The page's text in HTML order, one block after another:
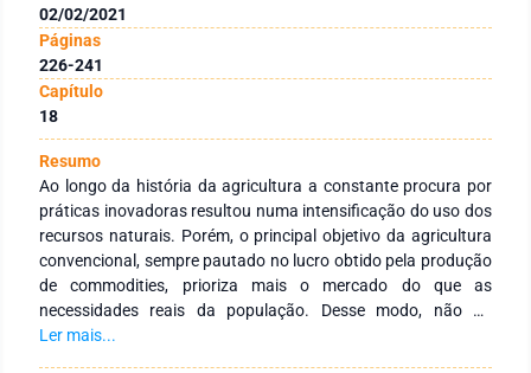
02/02/2021
Páginas
226-241
Capítulo
18
Resumo
Ao longo da história da agricultura a constante procura por
práticas inovadoras resultou numa intensificação do uso dos
recursos naturais. Porém, o principal objetivo da agricultura
convencional, sempre pautado no lucro obtido pela produção
de commodities, prioriza mais o mercado do que as
necessidades reais da população. Desse modo, não há
dúvidas de que a agricultura intensiva é um dos principais
Ler mais...